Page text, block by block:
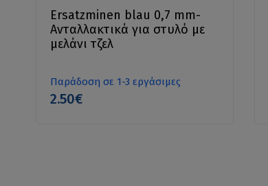
Ersatzminen blau 0,7 mm-
Ανταλλακτικά για στυλό με
μελάνι τζελ
Παράδοση σε 1-3 εργάσιμες
2.50€